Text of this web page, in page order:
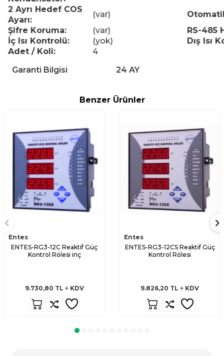
2 Ayrı Hedef COS
Ayarı:
(var)
Şifre Koruma:
(var)
RS-485
İç Isı Kontrolü:
(yok)
Dış Isı
Adet / Koli:
4
Garanti Bilgisi
24 AY
Benzer Ürünler
Entes
ENTES-RG3-12C Reaktif Güç
Kontrol Rölesi inç
9.730,80 TL KDV
Entes
ENTES-RG3-12CS Reaktif Güç
Kontrol Rölesi
9.826,20 TL KDV